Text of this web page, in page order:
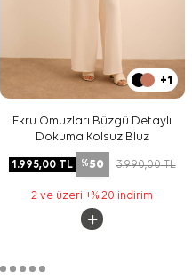
+1
Ekru Omuzları Büzgü Detaylı
Dokuma Kolsuz Bluz
1.995,00TL %50 3.990,00TL
2 ve üzeri +% 20 indirim